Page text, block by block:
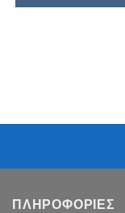
ΠΛΗΡΟΦΟΡΙΕΣ